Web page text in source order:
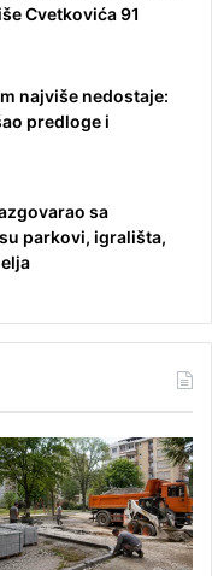
Cvetkovića 91
najviše nedostaje:
predloge i
sa
parkovi, igrališta,